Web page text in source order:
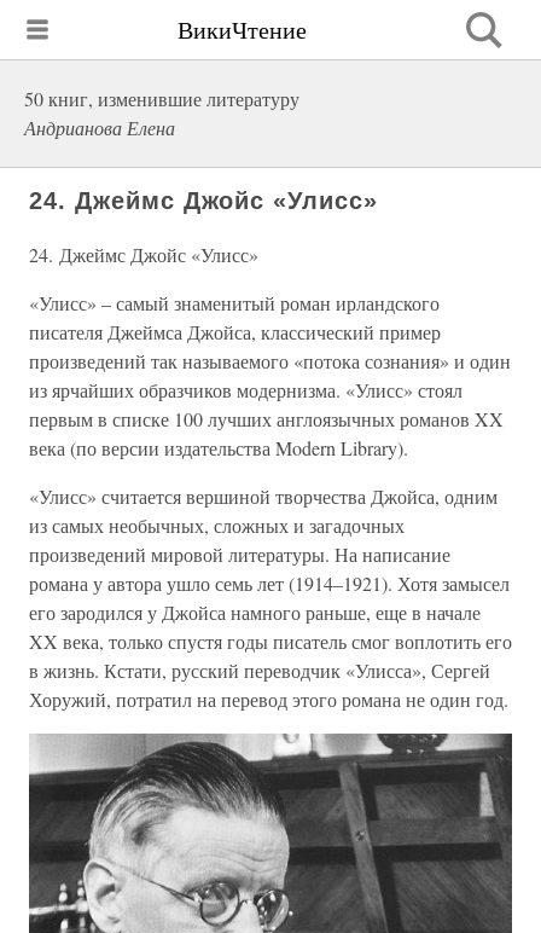
ВикиЧтение
50 книг, изменившие литературу
Андрианова Елена
24. Джеймс Джойс «Улисс»
24. Джеймс Джойс «Улисс»
«Улисс» – самый знаменитый роман ирландского
писателя Джеймса Джойса, классический пример
произведений так называемого «потока сознания» и один
из ярчайших образчиков модернизма. «Улисс» стоял
первым в списке 100 лучших англоязычных романов XX
века (по версии издательства Modern Library).
«Улисс» считается вершиной творчества Джойса, одним
из самых необычных, сложных и загадочных
произведений мировой литературы. На написание
романа у автора ушло семь лет (1914–1921). Хотя замысел
его зародился у Джойса намного раньше, еще в начале
XX века, только спустя годы писатель смог воплотить его
в жизнь. Кстати, русский переводчик «Улисса», Сергей
Хоружий, потратил на перевод этого романа не один год.